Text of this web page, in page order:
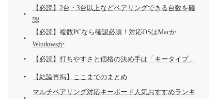
【必読】2台・3台以上などペアリングできる台数を確
認
【必読】複数PCなら確認必須！対応OSはMacか
Windowsか
【必読】打ちやすさと価格の決め手は「キータイプ」
【結論再掲】ここまでのまとめ
マルチペアリング対応キーボード人気おすすめランキ